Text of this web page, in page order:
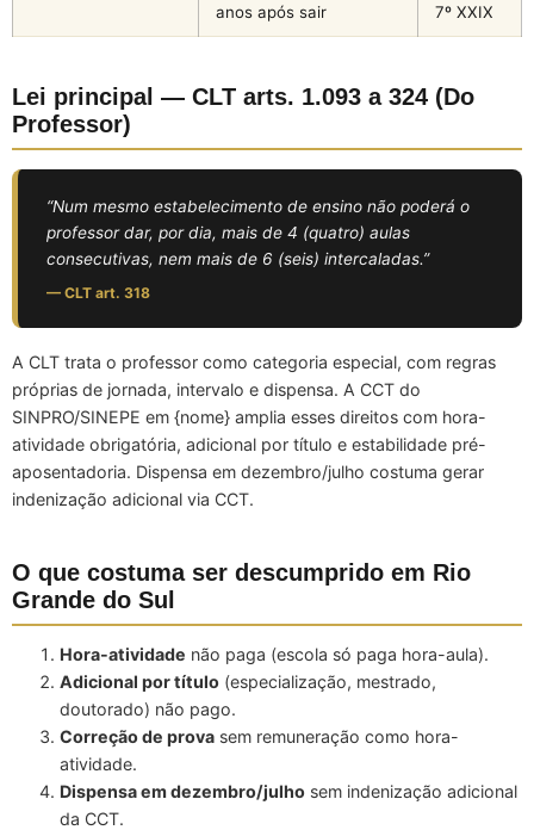
anos após sair
7º XXIX
Lei principal — CLT arts. 1.093 a 324 (Do
Professor)
“Num mesmo estabelecimento de ensino não poderá o
professor dar, por dia, mais de 4 (quatro) aulas
consecutivas, nem mais de 6 (seis) intercaladas.”
— CLT art. 318
A CLT trata o professor como categoria especial, com regras
próprias de jornada, intervalo e dispensa. A CCT do
SINPRO/SINEPE em {nome} amplia esses direitos com hora-
atividade obrigatória, adicional por título e estabilidade pré-
aposentadoria. Dispensa em dezembro/julho costuma gerar
indenização adicional via CCT.
O que costuma ser descumprido em Rio
Grande do Sul
Hora-atividade não paga (escola só paga hora-aula).
Adicional por título (especialização, mestrado,
doutorado) não pago.
Correção de prova sem remuneração como hora-
atividade.
Dispensa em dezembro/julho sem indenização adicional
da CCT.